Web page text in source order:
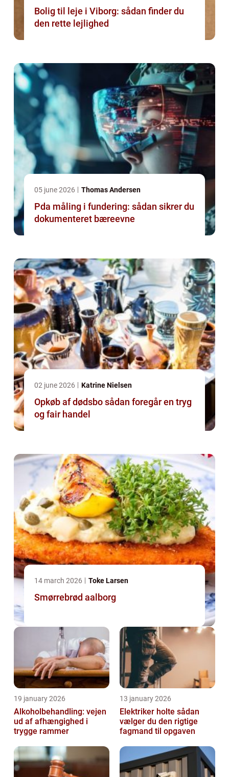
Bolig til leje i Viborg: sådan finder du
den rette lejlighed
05 june 2026 Thomas Andersen
Pda måling i fundering: sådan sikrer du
dokumenteret bæreevne
02 june 2026 Katrine Nielsen
Opkøb af dødsbo sådan foregår en tryg
og fair handel
14 march 2026 Toke Larsen
Smørrebrød aalborg
19 january 2026
Alkoholbehandling: vejen
ud af afhængighed i
trygge rammer
13 january 2026
Elektriker holte sådan
vælger du den rigtige
fagmand til opgaven